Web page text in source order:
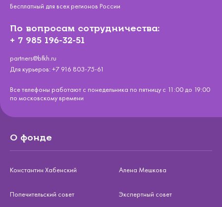
Бесплатный для всех регионов России
По вопросам сотрудничества:
+ 7 985 196-32-51
partners@bfkh.ru
Для курьеров: +7 916 803-75-61
Все телефоны работают с понедельника по пятницу с 11:00 до 19:00
по московскому времени
О фонде
Константин Хабенский Алена Мешкова
Попечительский совет Экспертный совет